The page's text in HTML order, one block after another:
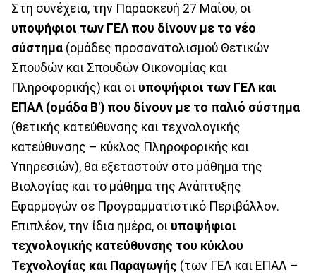
Στη συνέχεια, την Παρασκευή 27 Μαΐου, οι
υποψήφιοι των ΓΕΛ που δίνουν με το νέο
σύστημα (ομάδες προσανατολισμού Θετικών
Σπουδών και Σπουδών Οικονομίας και
Πληροφορικής) και οι υποψήφιοι των ΓΕΛ και
ΕΠΑΛ (ομάδα Β') που δίνουν με το παλιό σύστημα
(θετικής κατεύθυνσης και τεχνολογικής
κατεύθυνσης – κύκλος Πληροφορικής και
Υπηρεσιών), θα εξεταστούν στο μάθημα της
Βιολογίας και το μάθημα της Ανάπτυξης
Εφαρμογών σε Προγραμματιστικό Περιβάλλον.
Επιπλέον, την ίδια ημέρα, οι υποψήφιοι
τεχνολογικής κατεύθυνσης του κύκλου
Τεχνολογίας και Παραγωγής (των ΓΕΛ και ΕΠΑΛ –